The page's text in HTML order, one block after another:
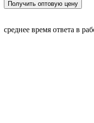
среднее время ответа в